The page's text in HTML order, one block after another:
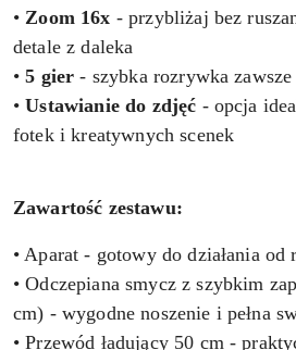
•Zoom 16x - przybliżaj bez
detale z daleka
•5 gier - szybka rozrywka
•Ustawianie do zdjęć - opcja
fotek i kreatywnych scenek
Zawartość zestawu:
• Aparat - gotowy do działania od
• Odczepiana smycz z szybkim
cm) - wygodne noszenie i pełna
• Przewód ładujący 50 cm -